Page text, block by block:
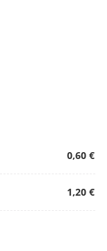
0,60 €
1,20 €